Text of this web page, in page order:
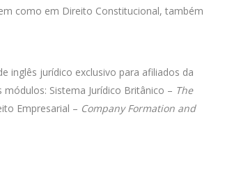
como em Direito Constitucional, também
inglês jurídico exclusivo para afiliados da
Sistema Jurídico Britânico – The
Empresarial – Company Formation and